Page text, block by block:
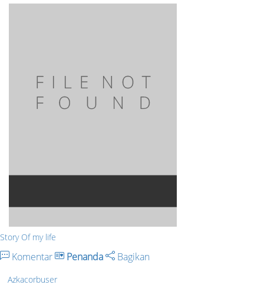
Story Of my life
Komentar Penanda Bagikan
Azkacorbuser